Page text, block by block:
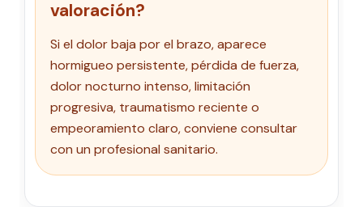
valoración?
Si el dolor baja por el brazo, aparece
hormigueo persistente, pérdida de fuerza,
dolor nocturno intenso, limitación
progresiva, traumatismo reciente o
empeoramiento claro, conviene consultar
con un profesional sanitario.